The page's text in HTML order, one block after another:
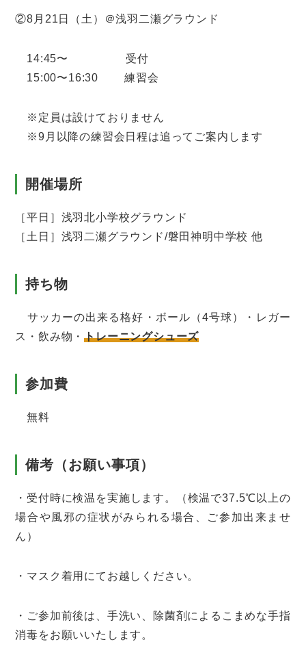
②8月21日（土）＠浅羽二瀬グラウンド
14:45〜 受付
15:00〜16:30 練習会
※定員は設けておりません
※9月以降の練習会日程は追ってご案内します
開催場所
［平日］浅羽北小学校グラウンド
［土日］浅羽二瀬グラウンド/磐田神明中学校 他
持ち物
サッカーの出来る格好・ボール（4号球）・レガー
ス・飲み物・トレーニングシューズ
参加費
無料
備考（お願い事項）
・受付時に検温を実施します。（検温で37.5℃以上の
場合や風邪の症状がみられる場合、ご参加出来ませ
ん）
・マスク着用にてお越しください。
・ご参加前後は、手洗い、除菌剤によるこまめな手指
消毒をお願いいたします。